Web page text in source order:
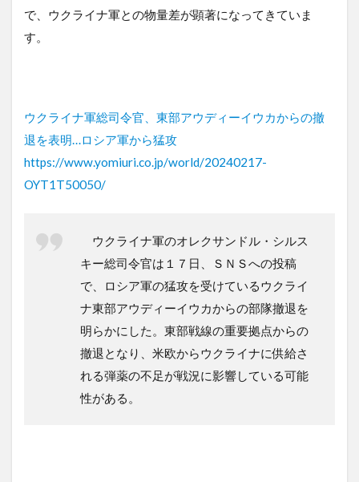
で、ウクライナ軍との物量差が顕著になってきていま
す。
ウクライナ軍総司令官、東部アウディーイウカからの撤
退を表明…ロシア軍から猛攻
https://www.yomiuri.co.jp/world/20240217-
OYT1T50050/
ウクライナ軍のオレクサンドル・シルス
キー総司令官は１７日、ＳＮＳへの投稿
で、ロシア軍の猛攻を受けているウクライ
ナ東部アウディーイウカからの部隊撤退を
明らかにした。東部戦線の重要拠点からの
撤退となり、米欧からウクライナに供給さ
れる弾薬の不足が戦況に影響している可能
性がある。